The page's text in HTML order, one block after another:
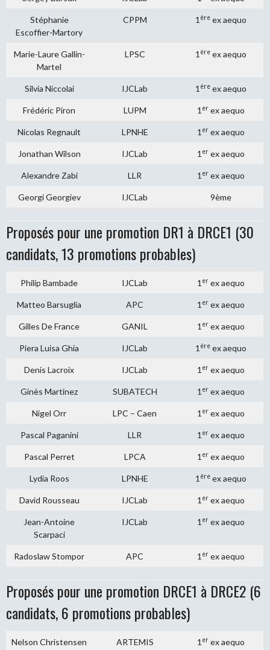
Stéphanie
Escoffier-Martory
CPPM 1 èreex aequo
Marie-Laure Gallin-
Martel
LPSC 1 èreex aequo
Silvia Niccolai IJCLab 1 èreex aequo
Frédéric Piron LUPM 1 erex aequo
Nicolas Regnault LPNHE 1 erex aequo
Jonathan Wilson IJCLab 1 erex aequo
Alexandre Zabi LLR 1 erex aequo
Georgi Georgiev IJCLab 9ème
Proposés pour une promotion DR1 à DRCE1 (30
candidats, 13 promotions probables)
Philip Bambade IJCLab 1 erex aequo
Matteo Barsuglia APC 1 erex aequo
Gilles De France GANIL 1 erex aequo
Piera Luisa Ghia IJCLab 1 èreex aequo
Denis Lacroix IJCLab 1 erex aequo
Ginès Martinez SUBATECH 1 erex aequo
Nigel Orr LPC – Caen 1 erex aequo
Pascal Paganini LLR 1 erex aequo
Pascal Perret LPCA 1 erex aequo
Lydia Roos LPNHE 1 èreex aequo
David Rousseau IJCLab 1 erex aequo
Jean-Antoine
Scarpaci
IJCLab 1 erex aequo
Radoslaw Stompor APC 1 erex aequo
Proposés pour une promotion DRCE1 à DRCE2 (6
candidats, 6 promotions probables)
Nelson Christensen ARTEMIS 1 erex aequo